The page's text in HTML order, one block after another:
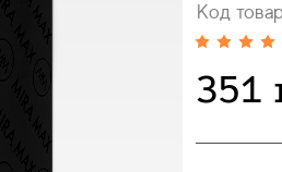
Код
351